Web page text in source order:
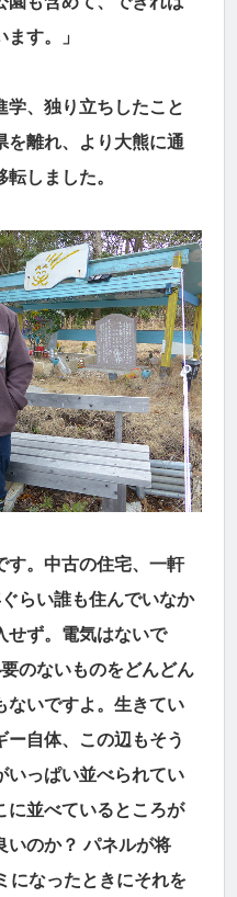
す。」
学、独り立ちしたこと
を離れ、より大熊に通
しました。
す。中古の住宅、一軒
らい誰も住んでいなか
せず。電気はないで
のないものをどんどん
ないですよ。生きてい
ー自体、この辺もそう
いっぱい並べられてい
に並べているところが
いのか？ パネルが将
になったときにそれを